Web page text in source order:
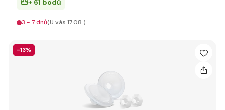
+ 61 bodů
3 - 7 dnů(U vás 17.08.)
-13%